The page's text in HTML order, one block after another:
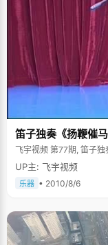
笛子独奏《扬鞭催
飞宇视频 第77期, 笛子
UP主: 飞宇视频
乐器 • 2010/8/6